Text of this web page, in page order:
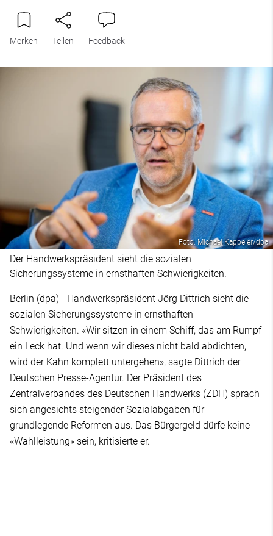
Merken Teilen Feedback
Foto: Michael Kappeler/dpa
Der Handwerkspräsident sieht die sozialen
Sicherungssysteme in ernsthaften Schwierigkeiten.
Berlin (dpa) - Handwerkspräsident Jörg Dittrich sieht die
sozialen Sicherungssysteme in ernsthaften
Schwierigkeiten. «Wir sitzen in einem Schiff, das am Rumpf
ein Leck hat. Und wenn wir dieses nicht bald abdichten,
wird der Kahn komplett untergehen», sagte Dittrich der
Deutschen Presse-Agentur. Der Präsident des
Zentralverbandes des Deutschen Handwerks (ZDH) sprach
sich angesichts steigender Sozialabgaben für
grundlegende Reformen aus. Das Bürgergeld dürfe keine
«Wahlleistung» sein, kritisierte er.